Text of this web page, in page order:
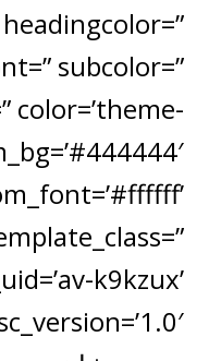
headingcolor=”
subcolor=”
color=’theme-
k9kzux’